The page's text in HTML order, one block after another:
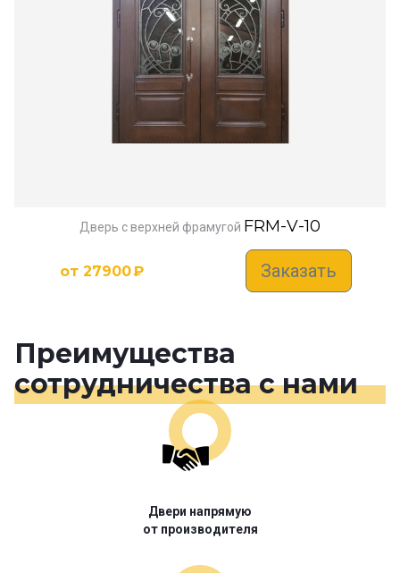
Дверь с верхней фрамугой FRM-V-10
от 27900₽ Заказать
Преимущества
сотрудничества с нами
Двери напрямую
от производителя